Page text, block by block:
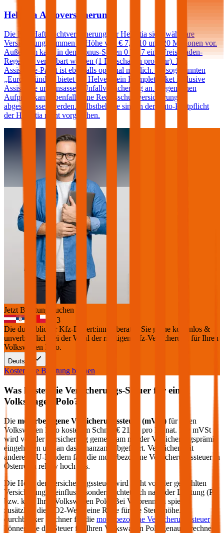
Helvetia Autoversicherung
Die Kfz-Haftpflichtversicherung der Helvetia sieht wählbare
Versicherungssummen in Höhe von € 7,6, 10 und 20 Millionen vor.
Außerdem kann in den Bonus-Stufen 0 bis 7 eine Freischaden-
Regelung vereinbart werden (1 Freischaden pro Jahr). Ein
Assistance-Paket ist ebenfalls optional möglich. Im sogenannten
„Europabündel“ bietet die Helvetia ein Komplettpaket inklusive
Assistance und Insassen-Unfallversicherung an. Gegen einen
Aufpreis kann ebenfalls eine Rechtsschutzversicherung
abgeschlossen werden. Selbstbehalte sind in der Auto-Haftpflicht
der Helvetia nicht vorgesehen.
Jetzt Beratung buchen
+3
Die durchblicker Kfz-Expert:innen beraten Sie gerne kostenlos &
unverbindlich bei der Wahl der richtigen Kfz-Versicherung für Ihren
Volkswagen Polo.
Deutsch
Kostenlose Beratung buchen
Was kostet die Versicherungs-Steuer für einen
Volkswagen
Polo?
Die motorbezogene Versicherungssteuer (mVSt) für einen
Volkswagen Polo kostet im Schnitt € 21,60
pro Monat. Die mVSt
wird von der Versicherung gemeinsam mit der Versicherungsprämie
eingehoben und an das Finanzamt abgeführt. Verglichen mit
anderen EU-Ländern fällt die motorbezogene Versicherungssteuer in
Österreich relativ hoch aus.
Die Höhe der Versicherungssteuer wird nicht von der gewählten
Versicherung beeinflusst, sondern richtet sich nach der Leistung (PS
bzw. kW) Ihres
Volkswagen Polo
. Bei Verbrennern spielen
zusätzlich die CO2-Werte eine Rolle für die Steuerhöhe. Im
durchblicker Rechner für die motorbezogene Versicherungssteuer
können Sie die Steuer für Ihren Volkswagen Polo genau berechnen.